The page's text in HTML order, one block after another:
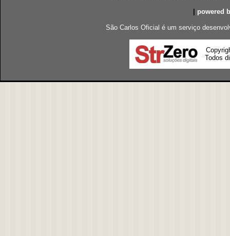
powered
São Carlos Oficial é um serviço
Todos